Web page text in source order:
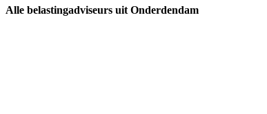
Alle belastingadviseurs uit Onderdendam